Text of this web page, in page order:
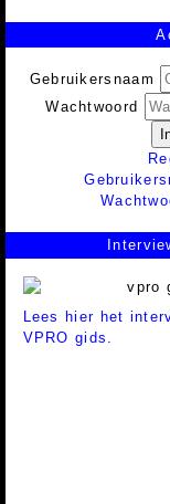
Gebruikersnaam
Wachtwoord
Lees hier het
VPRO gids.